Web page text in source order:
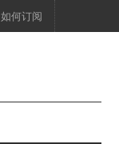
如何订阅